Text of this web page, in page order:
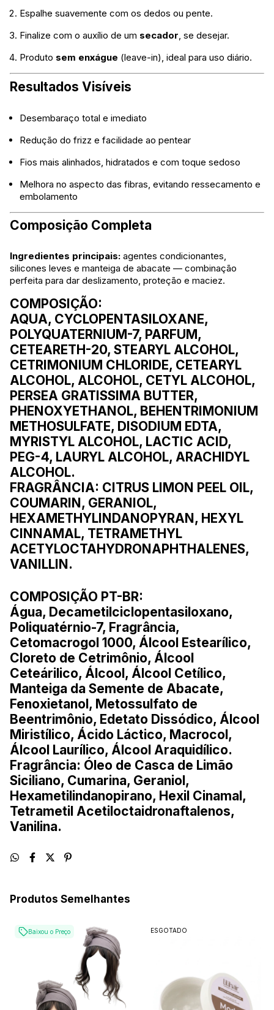
Espalhe suavemente com os dedos ou pente.
Finalize com o auxílio de um secador, se desejar.
Produto sem enxágue (leave-in), ideal para uso diário.
Resultados Visíveis
Desembaraço total e imediato
Redução do frizz e facilidade ao pentear
Fios mais alinhados, hidratados e com toque sedoso
Melhora no aspecto das fibras, evitando ressecamento e
embolamento
Composição Completa
Ingredientes principais: agentes condicionantes,
silicones leves e manteiga de abacate — combinação
perfeita para dar deslizamento, proteção e maciez.
COMPOSIÇÃO:
AQUA, CYCLOPENTASILOXANE,
POLYQUATERNIUM-7, PARFUM,
CETEARETH-20, STEARYL ALCOHOL,
CETRIMONIUM CHLORIDE, CETEARYL
ALCOHOL, ALCOHOL, CETYL ALCOHOL,
PERSEA GRATISSIMA BUTTER,
PHENOXYETHANOL, BEHENTRIMONIUM
METHOSULFATE, DISODIUM EDTA,
MYRISTYL ALCOHOL, LACTIC ACID,
PEG-4, LAURYL ALCOHOL, ARACHIDYL
ALCOHOL.
FRAGRÂNCIA: CITRUS LIMON PEEL OIL,
COUMARIN, GERANIOL,
HEXAMETHYLINDANOPYRAN, HEXYL
CINNAMAL, TETRAMETHYL
ACETYLOCTAHYDRONAPHTHALENES,
VANILLIN.
COMPOSIÇÃO PT-BR:
Água, Decametilciclopentasiloxano,
Poliquatérnio-7, Fragrância,
Cetomacrogol 1000, Álcool Estearílico,
Cloreto de Cetrimônio, Álcool
Ceteárilico, Álcool, Álcool Cetílico,
Manteiga da Semente de Abacate,
Fenoxietanol, Metossulfato de
Beentrimônio, Edetato Dissódico, Álcool
Miristílico, Ácido Láctico, Macrocol,
Álcool Laurílico, Álcool Araquidílico.
Fragrância: Óleo de Casca de Limão
Siciliano, Cumarina, Geraniol,
Hexametilindanopirano, Hexil Cinamal,
Tetrametil Acetiloctaidronaftalenos,
Vanilina.
Produtos Semelhantes
Baixou o Preço ESGOTADO